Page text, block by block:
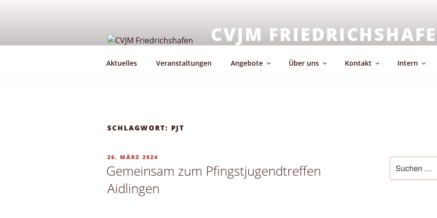
CVJM
Aktuelles Veranstaltungen Angebote Über uns Kontakt Intern
SCHLAGWORT: PJT
VERÖFFENTLICHT
26. MÄRZ 2024
Gemeinsam zum Pfingstjugendtreffen
Aidlingen
nach: